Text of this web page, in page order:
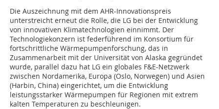
Die Auszeichnung mit dem AHR-Innovationspreis
unterstreicht erneut die Rolle, die LG bei der Entwicklung
von innovativen Klimatechnologien einnimmt. Der
Technologiekonzern ist federführend im Konsortium für
fortschrittliche Wärmepumpenforschung, das in
Zusammenarbeit mit der Universität von Alaska gegründet
wurde, parallel dazu hat LG ein globales F&E-Netzwerk
zwischen Nordamerika, Europa (Oslo, Norwegen) und Asien
(Harbin, China) eingerichtet, um die Entwicklung
leistungsstarker Wärmepumpen für Regionen mit extrem
kalten Temperaturen zu beschleunigen.